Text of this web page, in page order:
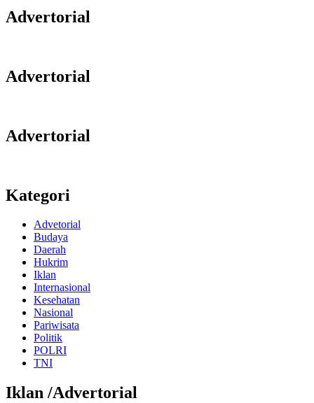
Advertorial
Advertorial
Advertorial
Kategori
Advetorial
Budaya
Daerah
Hukrim
Iklan
Internasional
Kesehatan
Nasional
Pariwisata
Politik
POLRI
TNI
Iklan /Advertorial